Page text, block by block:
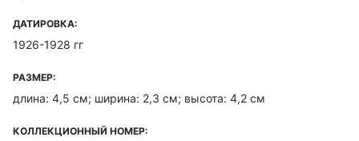
ДАТИРОВКА:
1926-1928 гг
РАЗМЕР:
длина: 4,5 см; ширина: 2,3 см; высота: 4,2 см
КОЛЛЕКЦИОННЫЙ НОМЕР: